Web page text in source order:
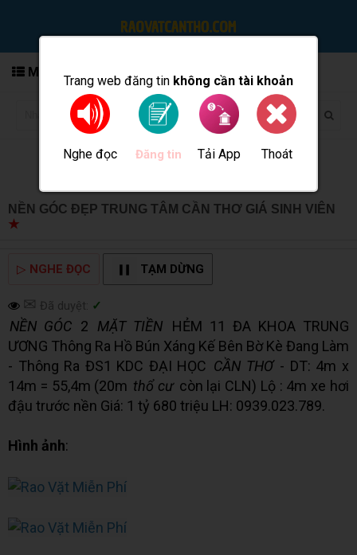
Trang web đăng tin không cần tài khoản
Nghe đọc Đăng tin Tải App Thoát
MENU
NỀN GÓC ĐẸP TRUNG TÂM CẦN THƠ GIÁ SINH VIÊN
★
▷ NGHE ĐỌC TẠM DỪNG
✉ Đã duyệt: ✓
NỀN GÓC 2 MẶT TIỀN
HẺM 11 ĐA KHOA TRUNG
ƯƠNG Thông Ra Hồ Bún Xáng Kế Bên Bờ Kè Đang Làm
- Thông Ra ĐS1 KDC ĐẠI HỌC CẦN THƠ- DT: 4m x
14m = 55,4m (20m thổ cư còn lại CLN) Lộ : 4m xe hơi
đậu trước nền Giá: 1 tỷ 680 triệu LH: 0939.023.789.
Hình ảnh: